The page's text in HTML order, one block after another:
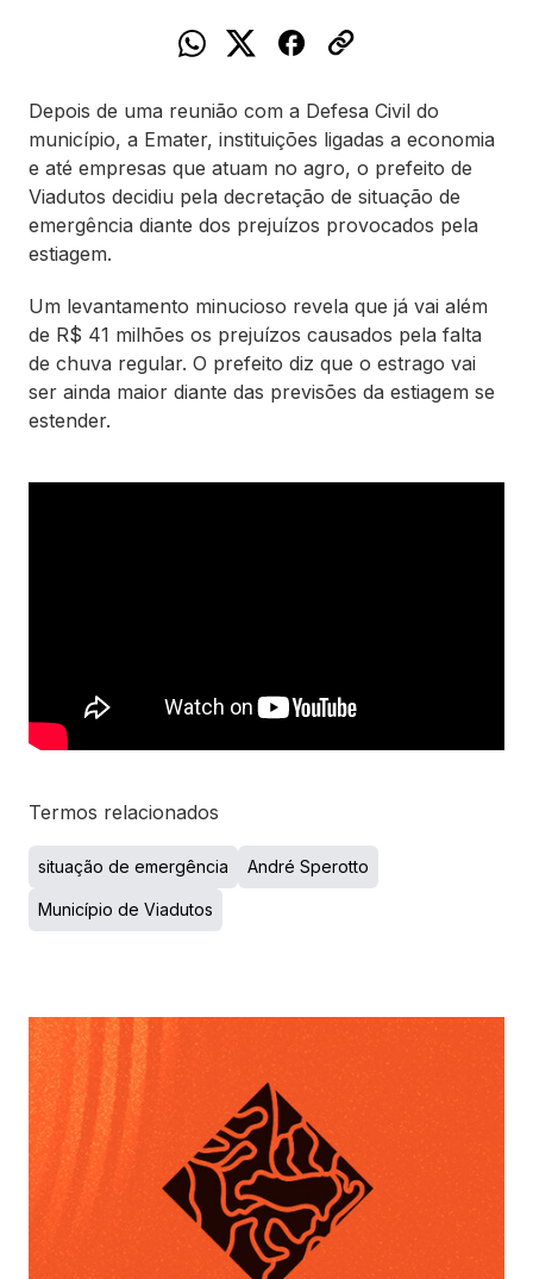
Depois de uma reunião com a Defesa Civil do
município, a Emater, instituições ligadas a economia
e até empresas que atuam no agro, o prefeito de
Viadutos decidiu pela decretação de situação de
emergência diante dos prejuízos provocados pela
estiagem.
Um levantamento minucioso revela que já vai além
de R$ 41 milhões os prejuízos causados pela falta
de chuva regular. O prefeito diz que o estrago vai
ser ainda maior diante das previsões da estiagem se
estender.
Termos relacionados
situação de emergência André Sperotto
Município de Viadutos